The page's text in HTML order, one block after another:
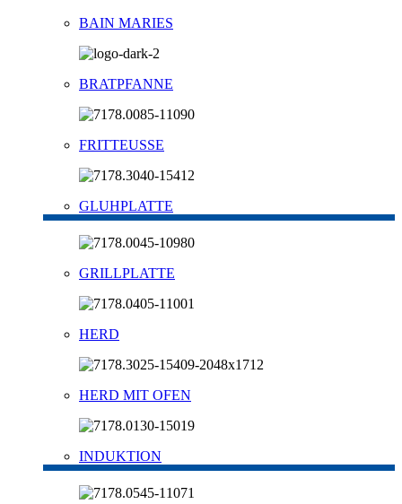
BAIN MARIES
BRATPFANNE
FRITTEUSSE
GLUHPLATTE
GRILLPLATTE
HERD
HERD MIT OFEN
INDUKTION